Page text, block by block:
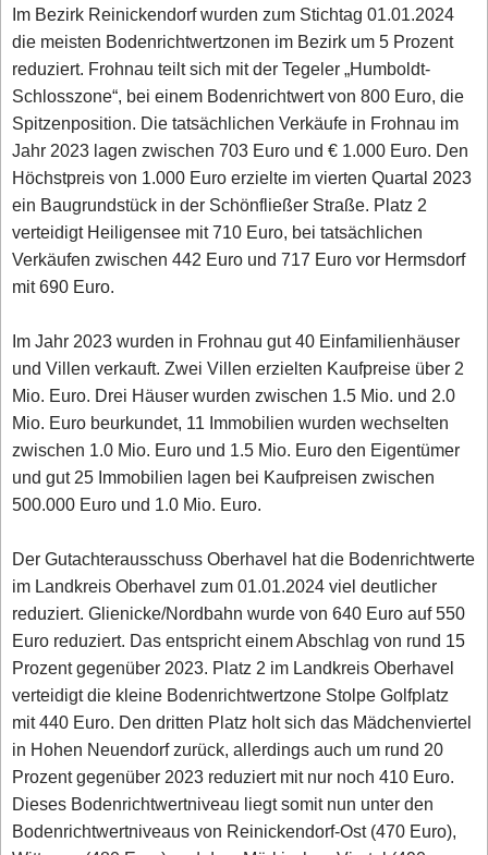
Im Bezirk Reinickendorf wurden zum Stichtag 01.01.2024
die meisten Bodenrichtwertzonen im Bezirk um 5 Prozent
reduziert. Frohnau teilt sich mit der Tegeler „Humboldt-
Schlosszone“, bei einem Bodenrichtwert von 800 Euro, die
Spitzenposition. Die tatsächlichen Verkäufe in Frohnau im
Jahr 2023 lagen zwischen 703 Euro und € 1.000 Euro. Den
Höchstpreis von 1.000 Euro erzielte im vierten Quartal 2023
ein Baugrundstück in der Schönfließer Straße. Platz 2
verteidigt Heiligensee mit 710 Euro, bei tatsächlichen
Verkäufen zwischen 442 Euro und 717 Euro vor Hermsdorf
mit 690 Euro.
Im Jahr 2023 wurden in Frohnau gut 40 Einfamilienhäuser
und Villen verkauft. Zwei Villen erzielten Kaufpreise über 2
Mio. Euro. Drei Häuser wurden zwischen 1.5 Mio. und 2.0
Mio. Euro beurkundet, 11 Immobilien wurden wechselten
zwischen 1.0 Mio. Euro und 1.5 Mio. Euro den Eigentümer
und gut 25 Immobilien lagen bei Kaufpreisen zwischen
500.000 Euro und 1.0 Mio. Euro.
Der Gutachterausschuss Oberhavel hat die Bodenrichtwerte
im Landkreis Oberhavel zum 01.01.2024 viel deutlicher
reduziert. Glienicke/Nordbahn wurde von 640 Euro auf 550
Euro reduziert. Das entspricht einem Abschlag von rund 15
Prozent gegenüber 2023. Platz 2 im Landkreis Oberhavel
verteidigt die kleine Bodenrichtwertzone Stolpe Golfplatz
mit 440 Euro. Den dritten Platz holt sich das Mädchenviertel
in Hohen Neuendorf zurück, allerdings auch um rund 20
Prozent gegenüber 2023 reduziert mit nur noch 410 Euro.
Dieses Bodenrichtwertniveau liegt somit nun unter den
Bodenrichtwertniveaus von Reinickendorf-Ost (470 Euro),